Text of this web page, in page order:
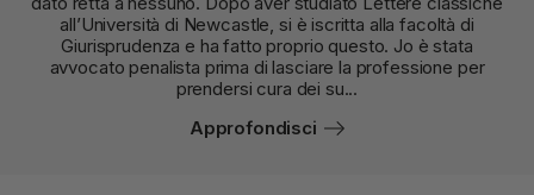
all’Università di Newcastle, si è iscritta alla facoltà di
Giurisprudenza e ha fatto proprio questo. Jo è stata
avvocato penalista prima di lasciare la professione per
prendersi cura dei su...
Approfondisci